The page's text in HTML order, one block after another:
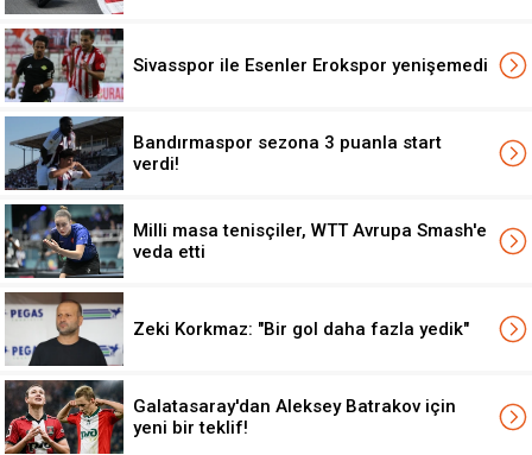
Sivasspor ile Esenler Erokspor yenişemedi
Bandırmaspor sezona 3 puanla start
verdi!
Milli masa tenisçiler, WTT Avrupa Smash'e
veda etti
Zeki Korkmaz: "Bir gol daha fazla yedik"
Galatasaray'dan Aleksey Batrakov için
yeni bir teklif!